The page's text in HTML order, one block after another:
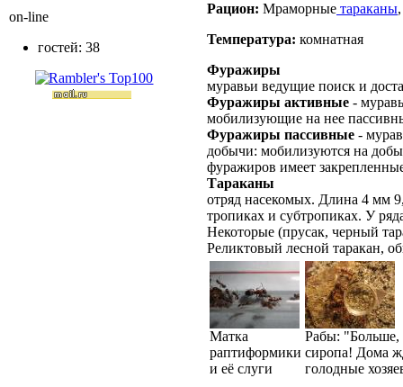
Рацион: Мраморные тараканы
Температура: комнатная
Фуражиры
муравьи ведущие поиск и
Фуражиры активные -
мобилизующие на нее
Фуражиры пассивные -
добычи: мобилизуются на
фуражиров имеет
Тараканы
отряд насекомых. Длина 4 мм
тропиках и субтропиках. У
Некоторые (прусак, черный
Реликтовый лесной таракан,
Матка
раптиформики
и её слуги
Рабы: "Больше,
сиропа! Дома
голодные
on-line
гостей: 38